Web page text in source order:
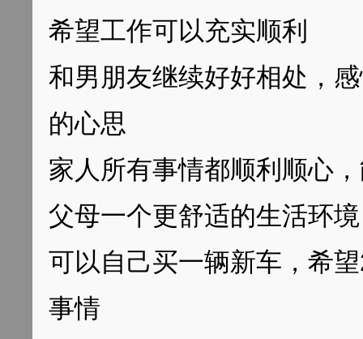
希望工作可以充实顺利
和男朋友继续好好相处，
的心思
家人所有事情都顺利顺心
父母一个更舒适的生活环境
可以自己买一辆新车，希
事情